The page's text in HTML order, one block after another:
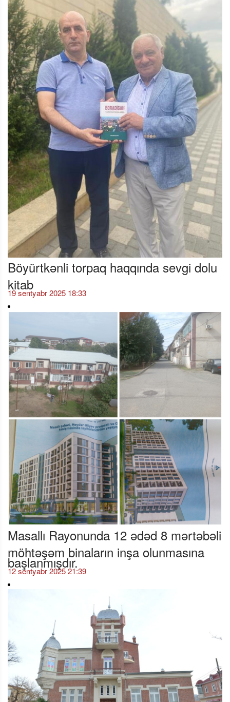
Böyürtkənli torpaq haqqında sevgi dolu
kitab
19 sentyabr 2025 18:33
Masallı Rayonunda 12 ədəd 8 mərtəbəli
möhtəşəm binaların inşa olunmasına
başlanmışdır.
12 sentyabr 2025 21:39